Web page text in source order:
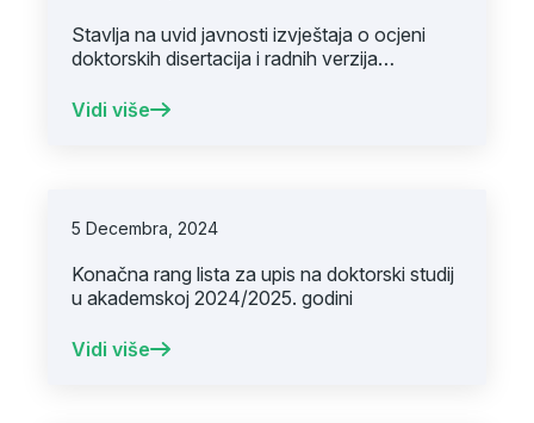
Stavlja na uvid javnosti izvještaja o ocjeni
doktorskih disertacija i radnih verzija
Vesnić i dr. Salema Bajramagića
Vidi više
5 Decembra, 2024
Konačna rang lista za upis na doktorski studij
u akademskoj 2024/2025. godini
Vidi više